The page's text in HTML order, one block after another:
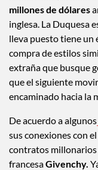
comerciales, la
millones de dólares
inglesa. La Duquesa
lleva puesto tiene un
compra de estilos
extraña que busque
que el siguiente
De acuerdo a algunos
sus conexiones con
contratos millonarios